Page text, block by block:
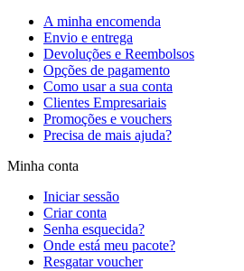
A minha encomenda
Envio e entrega
Devoluções e Reembolsos
Opções de pagamento
Como usar a sua conta
Clientes Empresariais
Promoções e vouchers
Precisa de mais ajuda?
Minha conta
Iniciar sessão
Criar conta
Senha esquecida?
Onde está meu pacote?
Resgatar voucher